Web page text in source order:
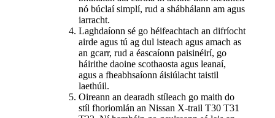
nó búclaí simplí, rud a shábhálann am agus
iarracht.
Laghdaíonn sé go héifeachtach an difríocht
airde agus tú ag dul isteach agus amach as
an gcarr, rud a éascaíonn paisinéirí, go
háirithe daoine scothaosta agus leanaí,
agus a fheabhsaíonn áisiúlacht taistil
laethúil.
Oireann an dearadh stíleach go maith do
stíl fhoriomlán an Nissan X-trail T30 T31